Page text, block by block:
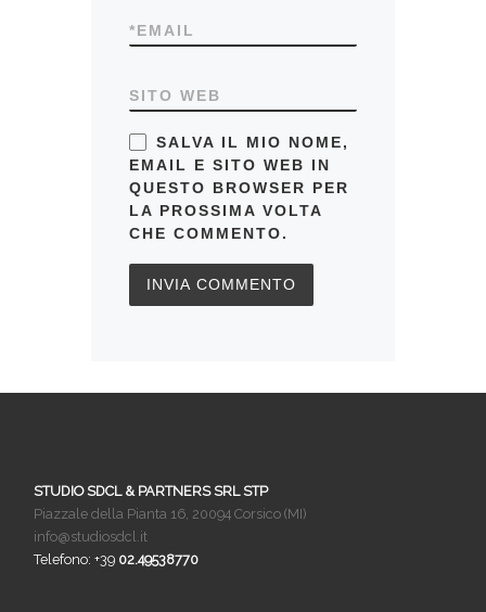
EMAIL
*
SITO WEB
SALVA IL MIO NOME,
EMAIL E SITO WEB IN
QUESTO BROWSER PER
LA PROSSIMA VOLTA
CHE COMMENTO.
STUDIO SDCL & PARTNERS SRL STP
Piazzale della Pianta 16, 20094 Corsico (MI)
info@studiosdcl.it
Telefono: +39 02.49538770